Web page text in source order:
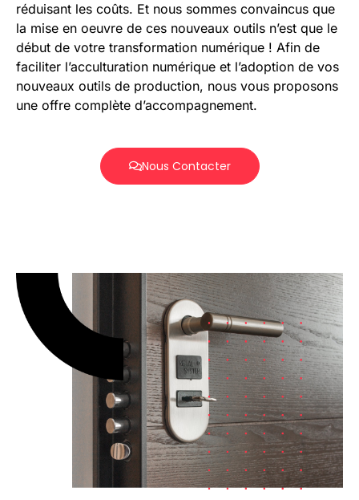
réduisant les coûts. Et nous sommes convaincus que
la mise en oeuvre de ces nouveaux outils n’est que le
début de votre transformation numérique ! Afin de
faciliter l’acculturation numérique et l’adoption de vos
nouveaux outils de production, nous vous proposons
une offre complète d’accompagnement.
Nous Contacter